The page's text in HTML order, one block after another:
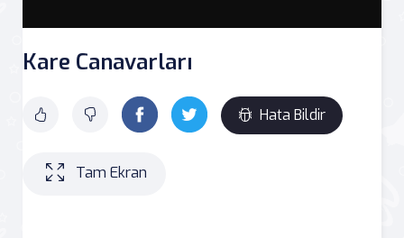
Kare Canavarları
Hata Bildir
Tam Ekran